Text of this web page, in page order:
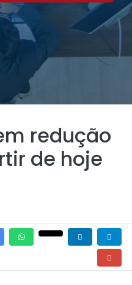
redução
de hoje